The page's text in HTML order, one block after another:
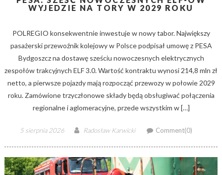
WYJEDZIE NA TORY W 2029 ROKU
POLREGIO konsekwentnie inwestuje w nowy tabor. Największy
pasażerski przewoźnik kolejowy w Polsce podpisał umowę z PESA
Bydgoszcz na dostawę sześciu nowoczesnych elektrycznych
zespołów trakcyjnych ELF 3.0. Wartość kontraktu wynosi 214,8 mln zł
netto, a pierwsze pojazdy mają rozpocząć przewozy w połowie 2029
roku. Zamówione trzyczłonowe składy będą obsługiwać połączenia
regionalne i aglomeracyjne, przede wszystkim w […]
Posted
5 sierpnia 2026 Author
Radosław Karwicki Comment(0)